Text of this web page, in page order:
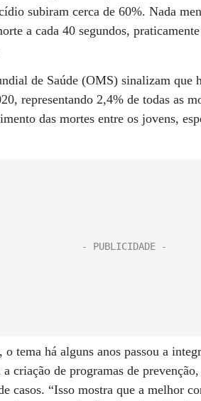
subiram cerca de 60%. Nada
a cada 40 segundos,
de Saúde (OMS) sinalizam que
representando 2,4% de todas as
das mortes entre os jovens,
tema há alguns anos passou a
criação de programas de
casos. “Isso mostra que a melhor